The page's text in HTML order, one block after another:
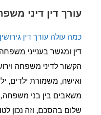
עורך דין דיני
כמה עולה עורך דין גירושין
דין ומגשר בענייני
הקשור לדיני משפחה
ואישה, משמורת ילדים,
משאבים בין בני משפחה,
שלום בהסכם, וזה נכון